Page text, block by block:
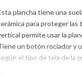
plancha tiene una
para proteger las
permite usar la
un botón rociador y
el tipo de tela de la